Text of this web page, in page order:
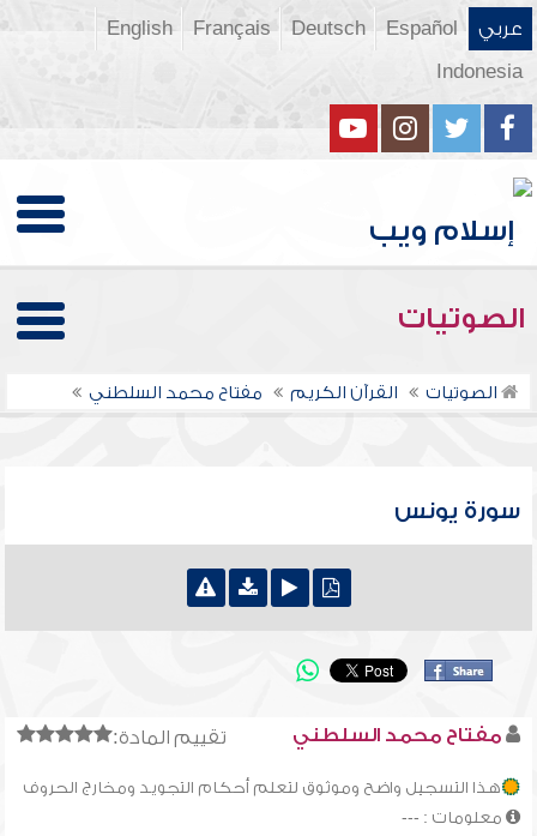
عربي Español
Deutsch
Français
English
Indonesia
الصوتيات
الصوتيات القرآن الكريم مفتاح محمد السلطني
سورة يونس
تقييم المادة: مفتاح محمد السلطني
هذا التسجيل واضح وموثوق لتعلم أحكام التجويد ومخارج الحروف
معلومات : ---